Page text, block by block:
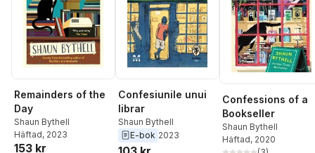
Remainders of the
Day
Shaun Bythell
Häftad, 2023
153 kr
Confesiunile unui
librar
Shaun Bythell
E-bok 2023
Confessions of a
Bookseller
Shaun Bythell
Häftad, 2020